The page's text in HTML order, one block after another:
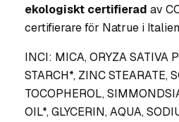
ekologiskt certifierad av
certifierare för Natrue i
INCI: MICA, ORYZA SATIVA
STARCH*, ZINC STEARATE,
TOCOPHEROL,
OIL*, GLYCERIN, AQUA,